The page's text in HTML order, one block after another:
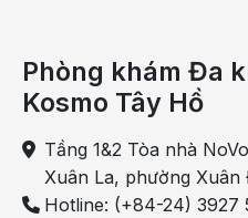
Phòng khám Đa
Kosmo Tây Hồ
Tầng 1&2 Tòa nhà
Xuân La, phường
Hotline: (+84-24) 3927